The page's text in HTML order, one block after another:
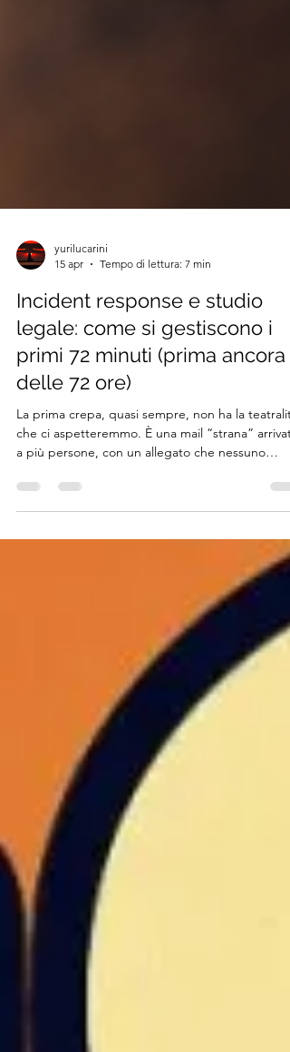
15 apr
Tempo di lettura: 7 min
Incident response e studio
legale: come si gestiscono i
primi 72 minuti (prima ancora
delle 72 ore)
La prima crepa, quasi sempre, non ha la teatralità
a più persone, con un allegato che nessuno
un cliente che chiama e, senza alzare la voce, ti
dice che ha ricevuto richieste anomale “a nome
vostro”, formulate con quella sintassi che sembra
credibile proprio perché è leggermente storta.
studio, l’istinto è quello che conos